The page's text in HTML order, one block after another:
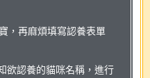
，再麻煩填寫認養表單
欲認養的貓咪名稱，進行